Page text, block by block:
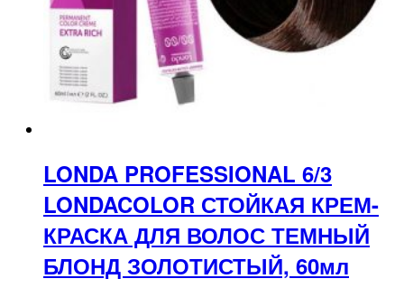
LONDA PROFESSIONAL 6/3
LONDACOLOR СТОЙКАЯ КРЕМ-
КРАСКА ДЛЯ ВОЛОС ТЕМНЫЙ
БЛОНД ЗОЛОТИСТЫЙ, 60мл